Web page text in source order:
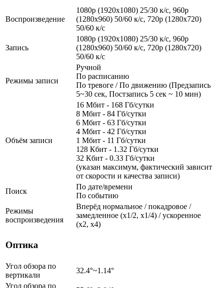
Воспроизведение
1080p (1920x1080) 25/30 к/с, 960p
(1280х960) 50/60 к/с, 720p (1280х720)
50/60 к/с
Запись
1080p (1920x1080) 25/30 к/с, 960p
(1280х960) 50/60 к/с, 720p (1280х720)
50/60 к/с
Режимы записи
Ручной
По расписанию
По тревоге / По движению (Предзапись
5~30 сек, Постзапись 5 сек ~ 10 мин)
Объём записи
16 Мбит - 168 Гб/сутки
8 Мбит - 84 Гб/сутки
6 Мбит - 63 Гб/сутки
4 Мбит - 42 Гб/сутки
1 Мбит - 11 Гб/сутки
128 Кбит - 1.32 Гб/сутки
32 Кбит - 0.33 Гб/сутки
(указан максимум, фактический зависит
от скорости и качества записи)
Поиск
По дате/времени
По событию
Режимы
воспроизведения
Вперёд нормальное / покадровое /
замедленное (х1/2, х1/4) / ускоренное
(х2, х4)
Оптика
Угол обзора по
вертикали
32.4°~1.14°
Угол обзора по